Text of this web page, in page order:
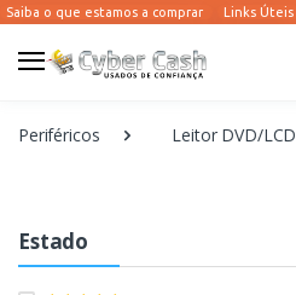
Periféricos Leitor DVD/LCD
Estado